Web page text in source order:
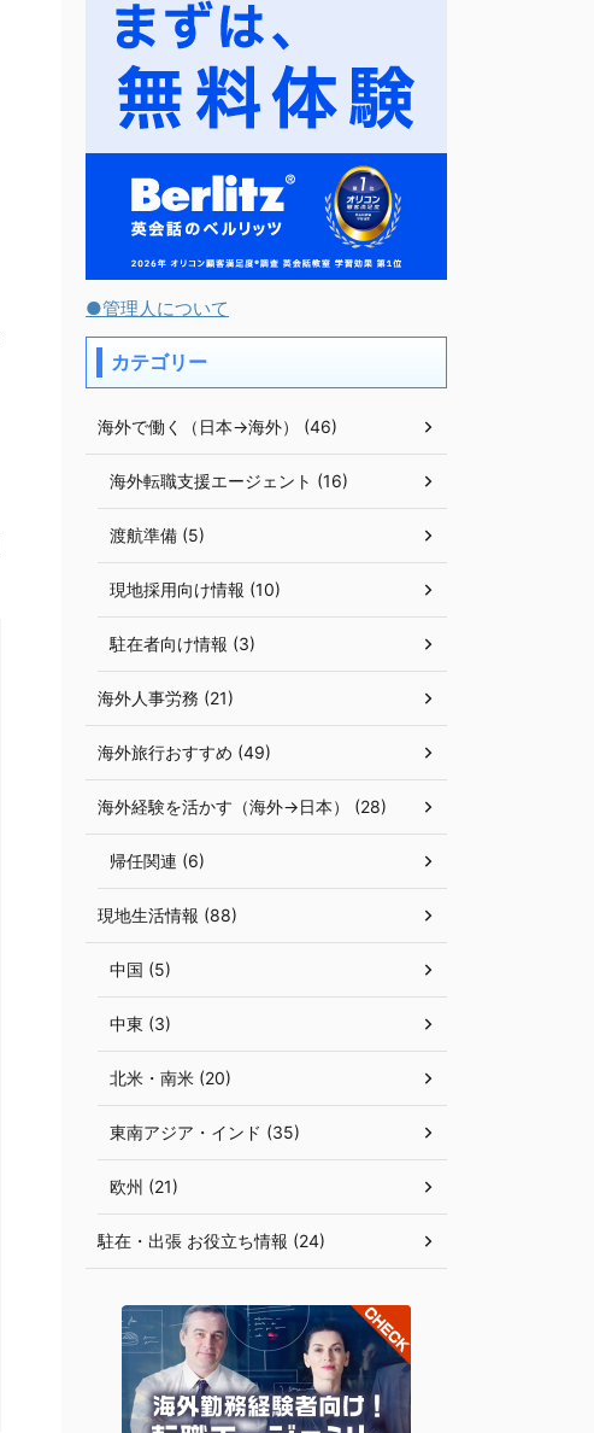
●管理人について
カテゴリー
海外で働く（日本→海外） (46)
海外転職支援エージェント (16)
渡航準備 (5)
現地採用向け情報 (10)
駐在者向け情報 (3)
海外人事労務 (21)
海外旅行おすすめ (49)
海外経験を活かす（海外→日本） (28)
帰任関連 (6)
現地生活情報 (88)
中国 (5)
中東 (3)
北米・南米 (20)
東南アジア・インド (35)
欧州 (21)
駐在・出張 お役立ち情報 (24)